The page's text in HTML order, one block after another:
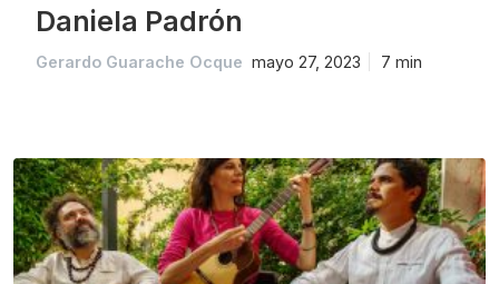
Daniela Padrón
Gerardo Guarache Ocque mayo 27, 2023 7 min